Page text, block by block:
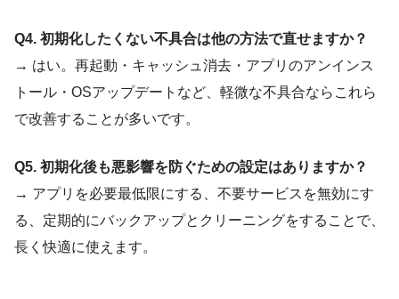
Q4. 初期化したくない不具合は他の方法で直せますか？
→ はい。再起動・キャッシュ消去・アプリのアンインス
トール・OSアップデートなど、軽微な不具合ならこれら
で改善することが多いです。
Q5. 初期化後も悪影響を防ぐための設定はありますか？
→ アプリを必要最低限にする、不要サービスを無効にす
る、定期的にバックアップとクリーニングをすることで、
長く快適に使えます。